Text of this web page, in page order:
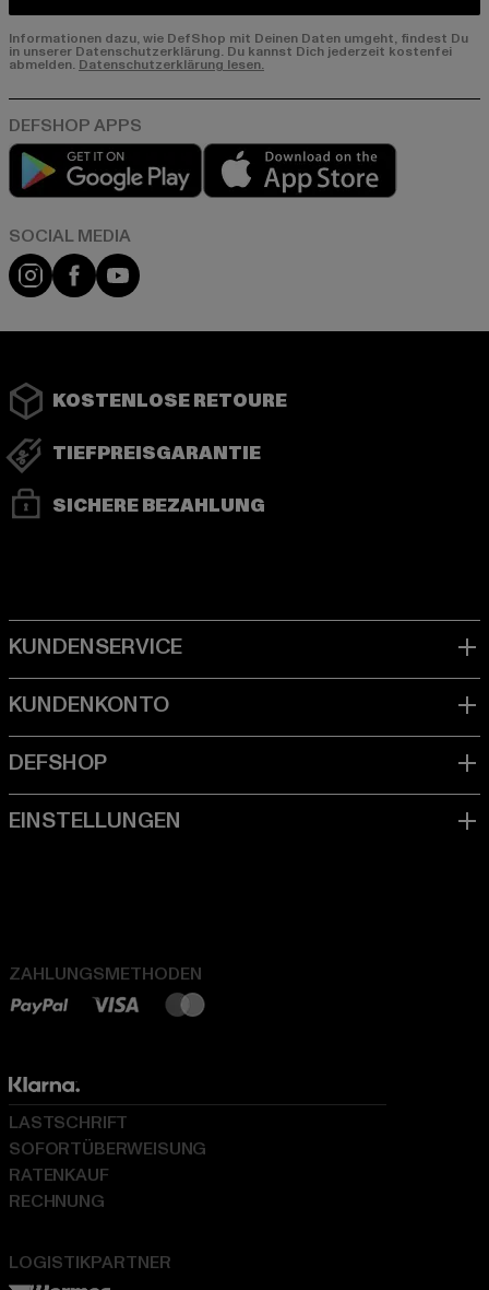
Informationen dazu, wie DefShop mit Deinen Daten umgeht, findest Du
in unserer Datenschutzerklärung. Du kannst Dich jederzeit kostenfei
abmelden. Datenschutzerklärung lesen.
Play market
Instagram
FacebookYouTube
KOSTENLOSE RETOURE
TIEFPREISGARANTIE
SICHERE BEZAHLUNG
ZAHLUNGSMETHODEN
LOGISTIKPARTNER
LASTSCHRIFT
SOFORTÜBERWEISUNG
RATENKAUF
RECHNUNG